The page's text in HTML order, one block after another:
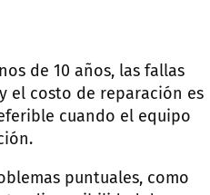
de 10 años, las fallas
el costo de reparación es
cuando el equipo
puntuales, como